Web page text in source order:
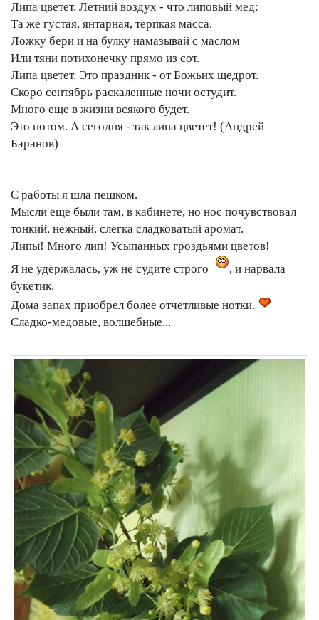
Липа цветет. Летний воздух - что липовый мед:
Та же густая, янтарная, терпкая масса.
Ложку бери и на булку намазывай с маслом
Или тяни потихонечку прямо из сот.
Липа цветет. Это праздник - от Божьих щедрот.
Скоро сентябрь раскаленные ночи остудит.
Много еще в жизни всякого будет.
Это потом. А сегодня - так липа цветет! (Андрей
Баранов)
С работы я шла пешком.
Мысли еще были там, в кабинете, но нос почувствовал
тонкий, нежный, слегка сладковатый аромат.
Липы! Много лип! Усыпанных гроздьями цветов!
Я не удержалась, уж не судите строго
, и нарвала
букетик.
Дома запах приобрел более отчетливые нотки.
Сладко-медовые, волшебные...